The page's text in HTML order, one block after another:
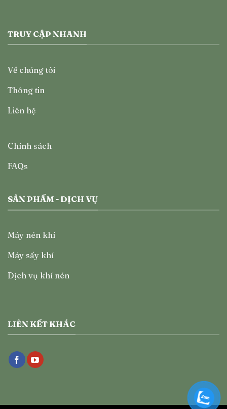
TRUY CẬP NHANH
Về chúng tôi
Thông tin
Liên hệ
Chính sách
FAQs
SẢN PHẨM - DỊCH VỤ
Máy nén khí
Máy sấy khí
Dịch vụ khí nén
LIÊN KẾT KHÁC